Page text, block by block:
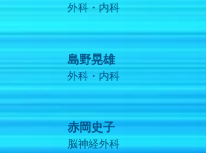
外科・内科
島野晃雄
外科・内科
赤岡史子
脳神経外科